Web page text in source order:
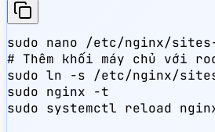
sudo nano /etc/nginx/
# Thêm khối máy chủ với
sudo ln -s /etc/nginx/
sudo nginx -t
sudo systemctl reload